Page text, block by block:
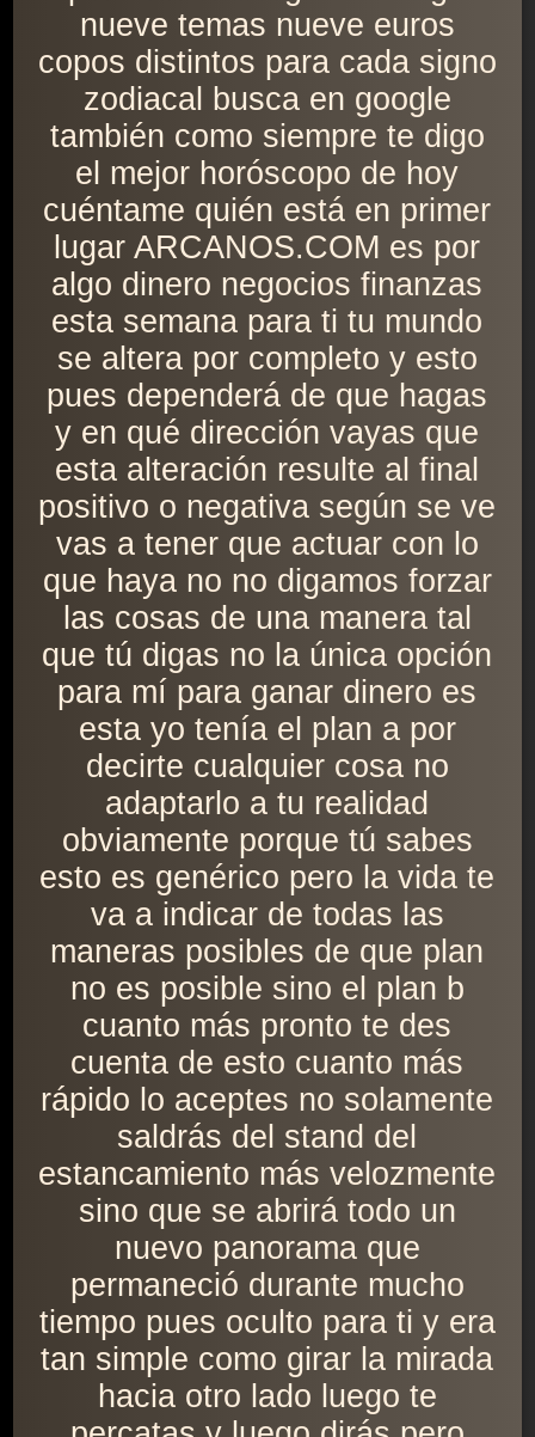
nueve temas nueve euros
copos distintos para cada signo
zodiacal busca en google
también como siempre te digo
el mejor horóscopo de hoy
cuéntame quién está en primer
lugar ARCANOS.COM es por
algo dinero negocios finanzas
esta semana para ti tu mundo
se altera por completo y esto
pues dependerá de que hagas
y en qué dirección vayas que
esta alteración resulte al final
positivo o negativa según se ve
vas a tener que actuar con lo
que haya no no digamos forzar
las cosas de una manera tal
que tú digas no la única opción
para mí para ganar dinero es
esta yo tenía el plan a por
decirte cualquier cosa no
adaptarlo a tu realidad
obviamente porque tú sabes
esto es genérico pero la vida te
va a indicar de todas las
maneras posibles de que plan
no es posible sino el plan b
cuanto más pronto te des
cuenta de esto cuanto más
rápido lo aceptes no solamente
saldrás del stand del
estancamiento más velozmente
sino que se abrirá todo un
nuevo panorama que
permaneció durante mucho
tiempo pues oculto para ti y era
tan simple como girar la mirada
hacia otro lado luego te